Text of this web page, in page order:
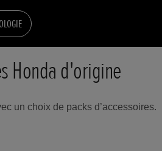
Honda d'origine
un choix de packs d’accessoires.